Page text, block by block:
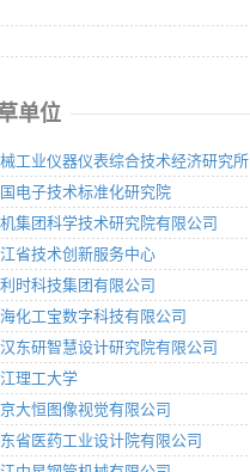
单位
工业仪器仪表综合技术经济研究所
电子技术标准化研究院
集团科学技术研究院有限公司
省技术创新服务中心
时科技集团有限公司
海化工宝数字科技有限公司
东研智慧设计研究院有限公司
理工大学
大恒图像视觉有限公司
省医药工业设计院有限公司